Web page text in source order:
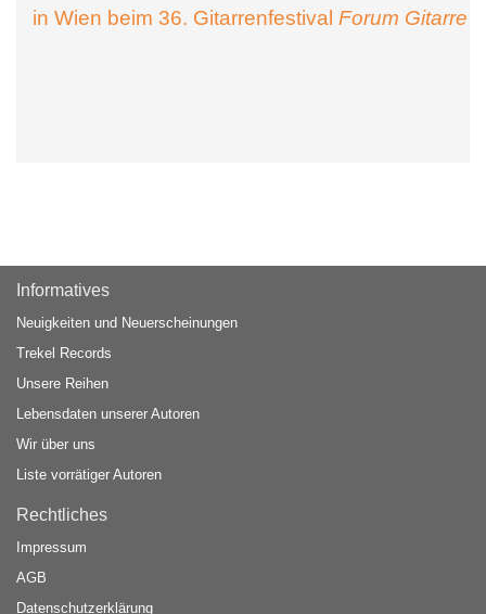
in Wien beim 36. Gitarrenfestival Forum Gitarre
Informatives
Neuigkeiten und Neuerscheinungen
Trekel Records
Unsere Reihen
Lebensdaten unserer Autoren
Wir über uns
Liste vorrätiger Autoren
Rechtliches
Impressum
AGB
Datenschutzerklärung